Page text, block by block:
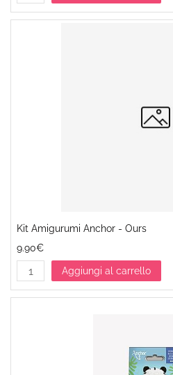
Kit Amigurumi Anchor - Ours
9.90€
Aggiungi al carrello